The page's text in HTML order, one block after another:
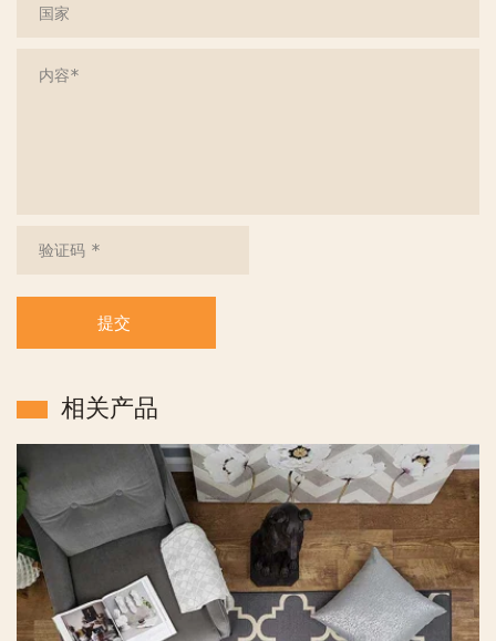
提交
相关产品